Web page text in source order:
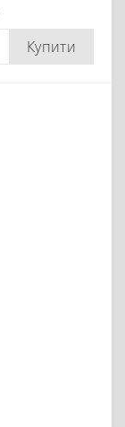
Купити